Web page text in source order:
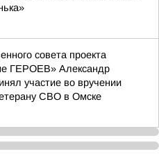
совета проекта
ГЕРОЕВ» Александр
участие во вручении
СВО в Омске